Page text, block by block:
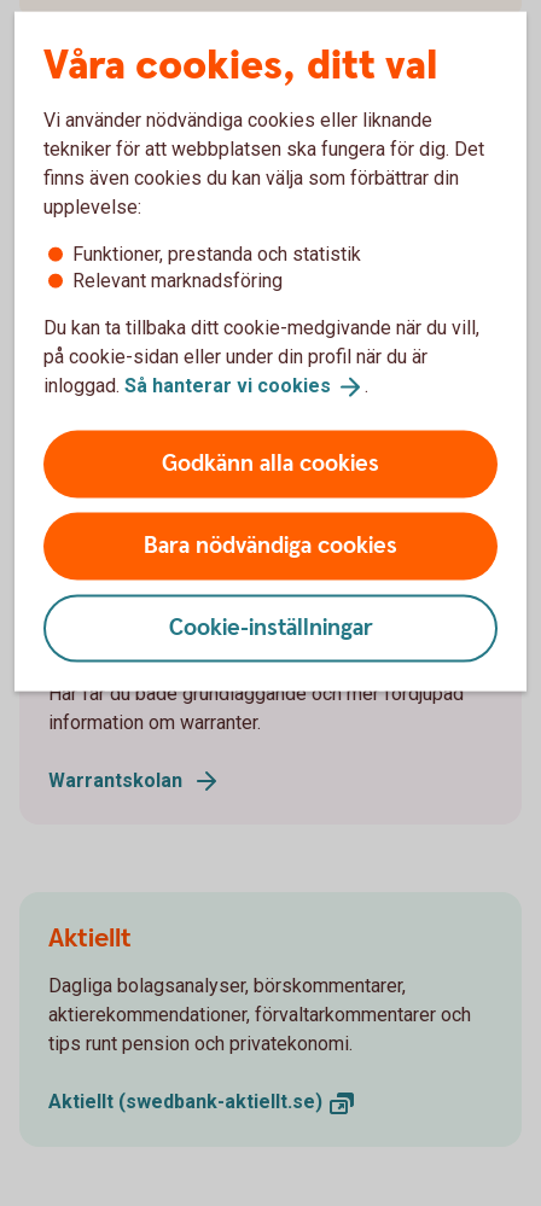
Slutliga Villkor utestående warranter
Mer information
Mer information
Handlar ert företag med värdepapper eller andra
finansiella instrument?
RegistreraLEI
Warrantskola
Här får du både grundläggande och mer fördjupad
information om warranter.
Warrantskolan
Aktiellt
Dagliga bolagsanalyser, börskommentarer,
aktierekommendationer, förvaltarkommentarer och
tips runt pension och privatekonomi.
Aktiellt (swedbank-aktiellt.se)
Våra cookies, ditt val
Vi använder nödvändiga cookies eller liknande
tekniker för att webbplatsen ska fungera för dig. Det
finns även cookies du kan välja som förbättrar din
upplevelse:
Funktioner, prestanda och statistik
Relevant marknadsföring
Du kan ta tillbaka ditt cookie-medgivande när du vill,
på cookie-sidan eller under din profil när du är
inloggad. Så hanterar vi cookies .
Godkänn alla cookies
Bara nödvändiga cookies
Cookie-inställningar